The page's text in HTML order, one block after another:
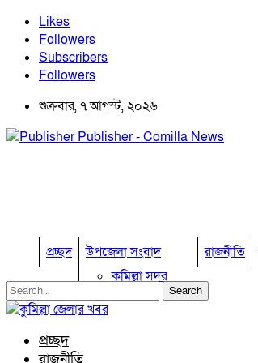
Likes
Followers
Subscribers
Followers
শুক্রবার, ৭ আগস্ট, ২০২৬
Publisher - Comilla News
প্রচ্ছদ
উপজেলা সংবাদ
কুমিল্লা সদর
কুমিল্লা সদর দক্ষিণ
রাজনীতি
প্রচ্ছদ